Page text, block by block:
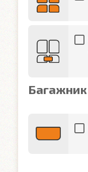
Багажник